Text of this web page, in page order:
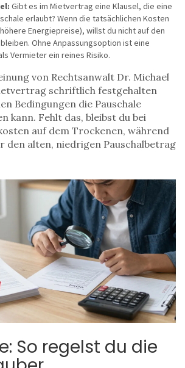
Gibt es im Mietvertrag eine Klausel, die eine
erlaubt? Wenn die tatsächlichen Kosten
Energiepreise), willst du nicht auf den
Ohne Anpassungsoption ist eine
Vermieter ein reines Risiko.
von Rechtsanwalt Dr. Michael
schriftlich festgehalten
Bedingungen die Pauschale
kann. Fehlt das, bleibst du bei
auf dem Trockenen, während
den alten, niedrigen Pauschalbetrag
So regelst du die